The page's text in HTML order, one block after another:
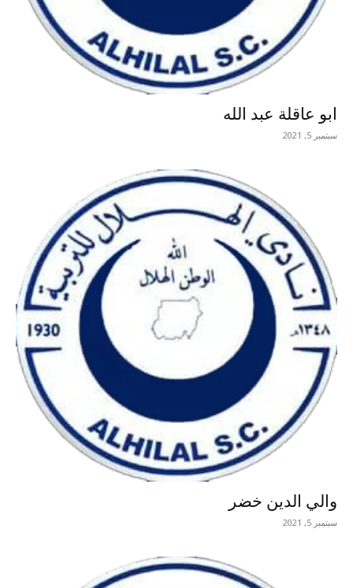
ابو عاقلة عبد الله
سبتمبر 5, 2021
والي الدين خضر
سبتمبر 5, 2021